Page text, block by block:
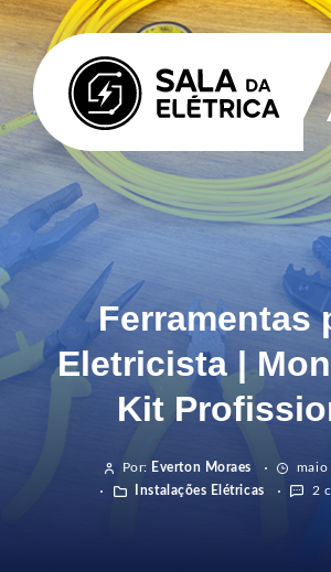
Ferramentas
Eletricista |
Kit
Por: Everton Moraes
maio
Instalações Elétricas
2